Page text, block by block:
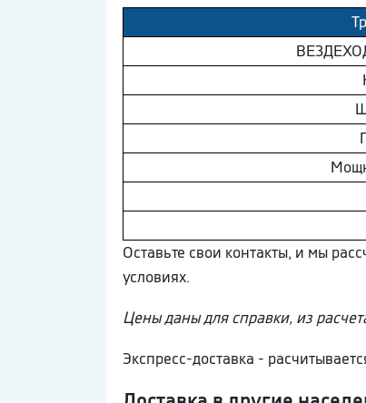
Оставьте свои контакты, и мы
условиях.
Цены даны для справки, из
Экспресс-доставка -